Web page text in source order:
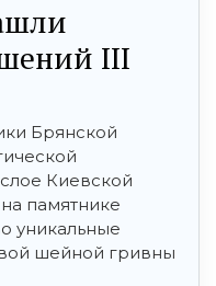
III
Брянской
Киевской
памятнике
уникальные
шейной гривны